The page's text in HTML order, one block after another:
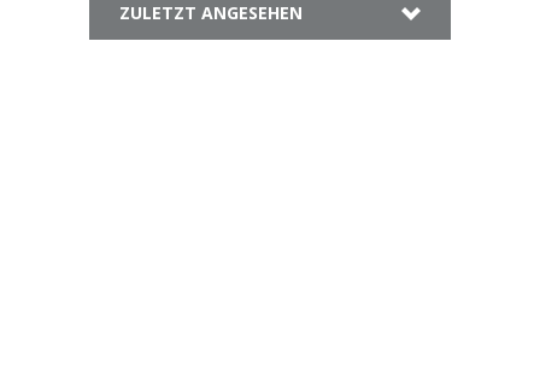
ZULETZT ANGESEHEN